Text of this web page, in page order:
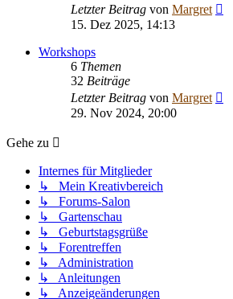
Letzter Beitrag von Margret
15. Dez 2025, 14:13
Workshops
6 Themen
32 Beiträge
Letzter Beitrag von Margret
29. Nov 2024, 20:00
Gehe zu
Internes für Mitglieder
↳ Mein Kreativbereich
↳ Forums-Salon
↳ Gartenschau
↳ Geburtstagsgrüße
↳ Forentreffen
↳ Administration
↳ Anleitungen
↳ Anzeigeänderungen